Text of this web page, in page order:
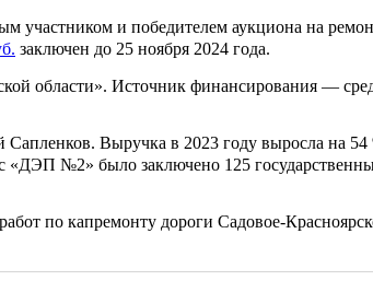
участником и победителем аукциона на
заключен до 25 ноября 2024 года.
области». Источник финансирования —
Выручка в 2023 году выросла на
с «ДЭП №2» было заключено 125
по капремонту дороги Садовое-